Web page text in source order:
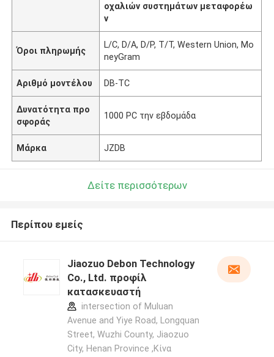
οχαλιών συστημάτων μεταφορέω
ν
Όροι πληρωμής
L/C, D/A, D/P, T/T, Western Union, Mo
neyGram
Αριθμό μοντέλου DB-TC
Δυνατότητα προ
σφοράς
1000 PC την εβδομάδα
Μάρκα JZDB
Δείτε περισσότερων
Περίπου εμείς
Jiaozuo Debon Technology
Co., Ltd. προφίλ
κατασκευαστή
intersection of Muluan
Avenue and Yiye Road, Longquan
Street, Wuzhi County, Jiaozuo
City, Henan Province ,Κίνα